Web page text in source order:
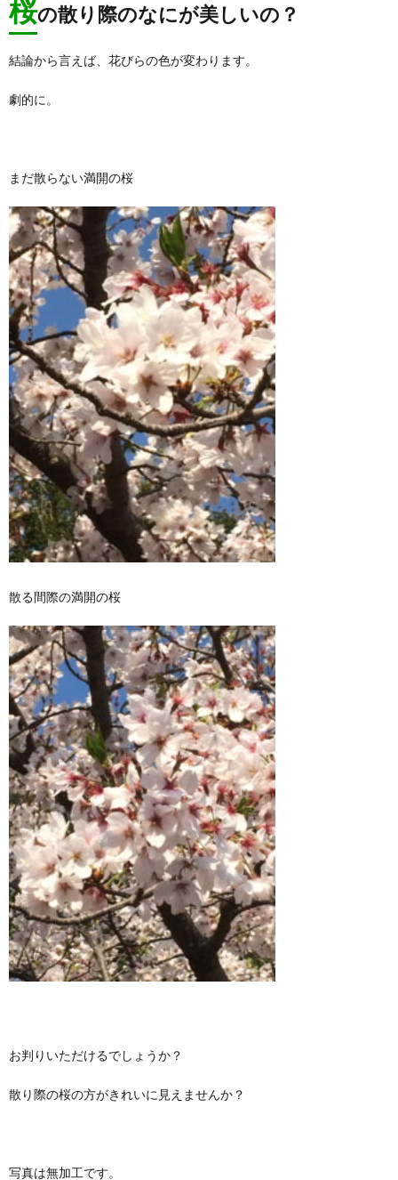
桜の散り際のなにが美しいの？
結論から言えば、花びらの色が変わります。
劇的に。
まだ散らない満開の桜
散る間際の満開の桜
お判りいただけるでしょうか？
散り際の桜の方がきれいに見えませんか？
写真は無加工です。